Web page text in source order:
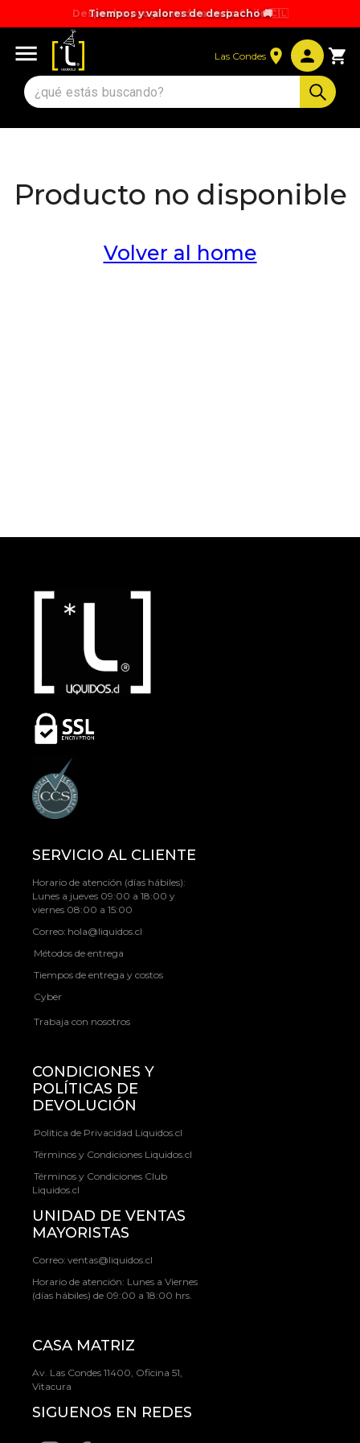
Despacho programado a todo Chile 🇨🇱
Tiempos y valores de despacho 🚚
Las Condes
Producto no disponible
Volver al home
SERVICIO AL CLIENTE
Horario de atención (días hábiles):
Lunes a jueves 09:00 a 18:00 y
viernes 08:00 a 15:00
Correo: hola@liquidos.cl
Métodos de entrega
Tiempos de entrega y costos
Cyber
Trabaja con nosotros
CONDICIONES Y
POLÍTICAS DE
DEVOLUCIÓN
Política de Privacidad Liquidos.cl
Términos y Condiciones Liquidos.cl
Términos y Condiciones Club
Liquidos.cl
UNIDAD DE VENTAS
MAYORISTAS
Correo: ventas@liquidos.cl
Horario de atención: Lunes a Viernes
(días hábiles) de 09:00 a 18:00 hrs.
CASA MATRIZ
Av. Las Condes 11400, Oficina 51,
Vitacura
SIGUENOS EN REDES